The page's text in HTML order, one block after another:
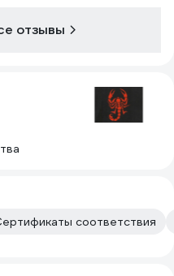
отзывы
соответствия